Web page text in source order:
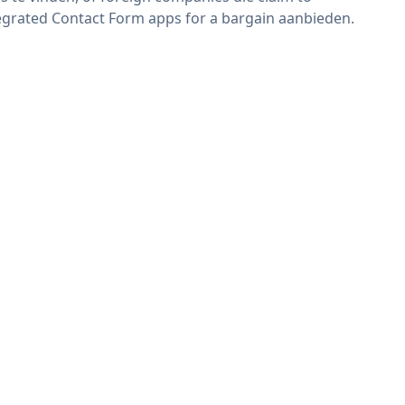
Contact Form apps for a bargain aanbieden.